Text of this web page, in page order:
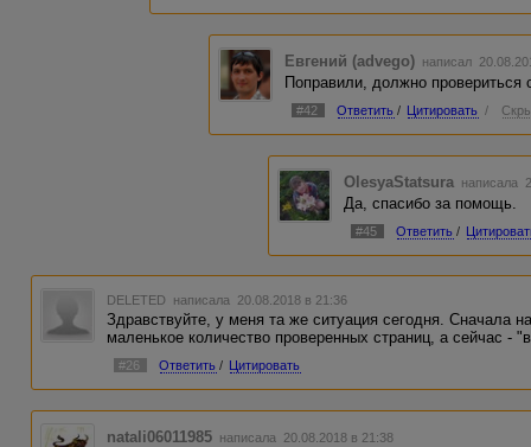
Евгений (advego) написал
Поправили, должно провериться
#42 Ответить / Цитировать /
OlesyaStatsura написала
Да, спасибо за помощь.
#45 Ответить /
DELETED написала 20.08.2018 в 21:36
Здравствуйте, у меня та же ситуация сегодня. Сначала
маленькое количество проверенных страниц, а сейчас -
#26 Ответить / Цитировать
natali06011985 написала 20.08.2018 в 21:38